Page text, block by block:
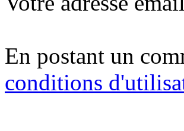
En postant un
conditions